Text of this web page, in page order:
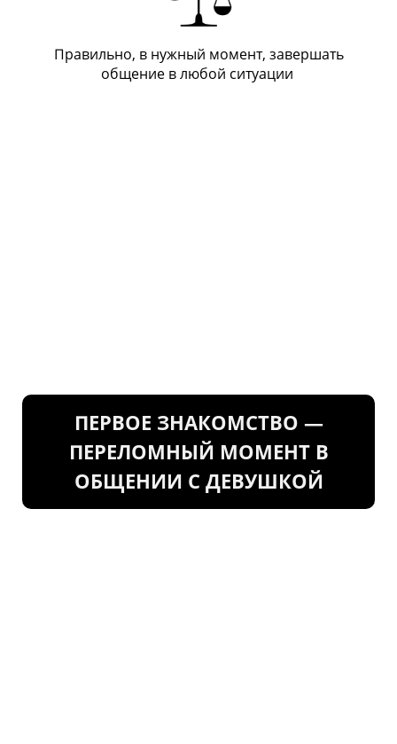
Правильно, в нужный момент, завершать
общение в любой ситуации
ПЕРВОЕ ЗНАКОМСТВО —
ПЕРЕЛОМНЫЙ МОМЕНТ В
ОБЩЕНИИ С ДЕВУШКОЙ